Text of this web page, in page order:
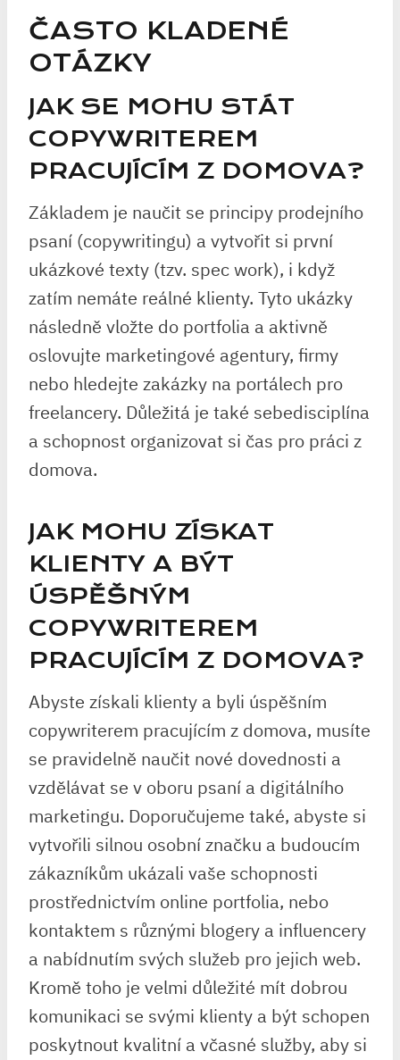
ČASTO KLADENÉ
OTÁZKY
JAK SE MOHU STÁT
COPYWRITEREM
PRACUJÍCÍM Z DOMOVA?
Základem je naučit se principy prodejního
psaní (copywritingu) a vytvořit si první
ukázkové texty (tzv. spec work), i když
zatím nemáte reálné klienty. Tyto ukázky
následně vložte do portfolia a aktivně
oslovujte marketingové agentury, firmy
nebo hledejte zakázky na portálech pro
freelancery. Důležitá je také sebedisciplína
a schopnost organizovat si čas pro práci z
domova.
JAK MOHU ZÍSKAT
KLIENTY A BÝT
ÚSPĚŠNÝM
COPYWRITEREM
PRACUJÍCÍM Z DOMOVA?
Abyste získali klienty a byli úspěšním
copywriterem pracujícím z domova, musíte
se pravidelně naučit nové dovednosti a
vzdělávat se v oboru psaní a digitálního
marketingu. Doporučujeme také, abyste si
vytvořili silnou osobní značku a budoucím
zákazníkům ukázali vaše schopnosti
prostřednictvím online portfolia, nebo
kontaktem s různými blogery a influencery
a nabídnutím svých služeb pro jejich web.
Kromě toho je velmi důležité mít dobrou
komunikaci se svými klienty a být schopen
poskytnout kvalitní a včasné služby, aby si